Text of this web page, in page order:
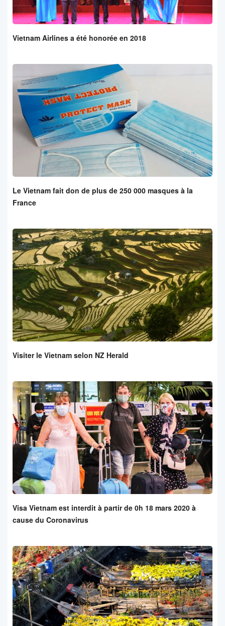
Vietnam Airlines a été honorée en 2018
Le Vietnam fait don de plus de 250 000 masques à la
France
Visiter le Vietnam selon NZ Herald
Visa Vietnam est interdit à partir de 0h 18 mars 2020 à
cause du Coronavirus